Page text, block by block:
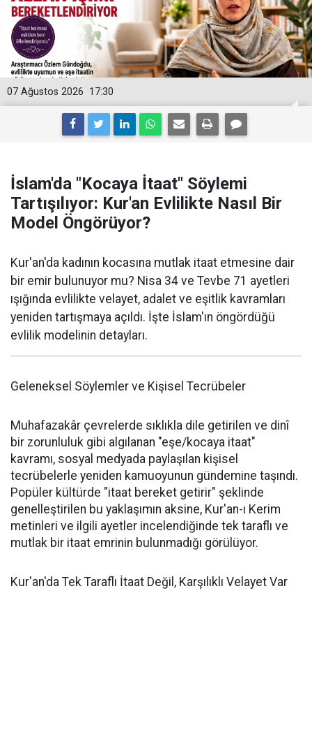
17:30
07 Ağustos 2026
İslam'da "Kocaya İtaat" Söylemi
Tartışılıyor: Kur'an Evlilikte Nasıl Bir
Model Öngörüyor?
Kur'an'da kadının kocasına mutlak itaat etmesine dair
bir emir bulunuyor mu? Nisa 34 ve Tevbe 71 ayetleri
ışığında evlilikte velayet, adalet ve eşitlik kavramları
yeniden tartışmaya açıldı. İşte İslam'ın öngördüğü
evlilik modelinin detayları.
Geleneksel Söylemler ve Kişisel Tecrübeler
Muhafazakâr çevrelerde sıklıkla dile getirilen ve dinî
bir zorunluluk gibi algılanan "eşe/kocaya itaat"
kavramı, sosyal medyada paylaşılan kişisel
tecrübelerle yeniden kamuoyunun gündemine taşındı.
Popüler kültürde "itaat bereket getirir" şeklinde
genelleştirilen bu yaklaşımın aksine, Kur'an-ı Kerim
metinleri ve ilgili ayetler incelendiğinde tek taraflı ve
mutlak bir itaat emrinin bulunmadığı görülüyor.
Kur'an'da Tek Taraflı İtaat Değil, Karşılıklı Velayet Var